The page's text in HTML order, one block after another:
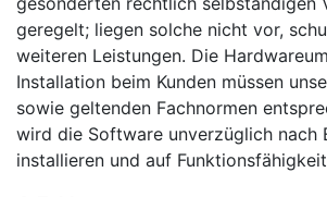
geregelt; liegen solche nicht vor,
weiteren Leistungen. Die
Installation beim Kunden müssen
sowie geltenden Fachnormen
wird die Software unverzüglich nach
installieren und auf